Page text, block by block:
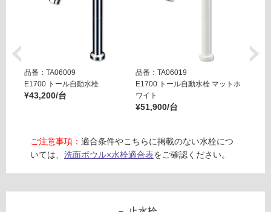
品番：TA06009
E1700 トール自動水栓
¥43,200/台
品番：TA06019
E1700 トール自動水栓 マットホ
ワイト
¥51,900/台
ご注意事項： 適合条件やこちらに掲載のない水栓につ
いては、 洗面ボウル×水栓適合表をご確認ください。